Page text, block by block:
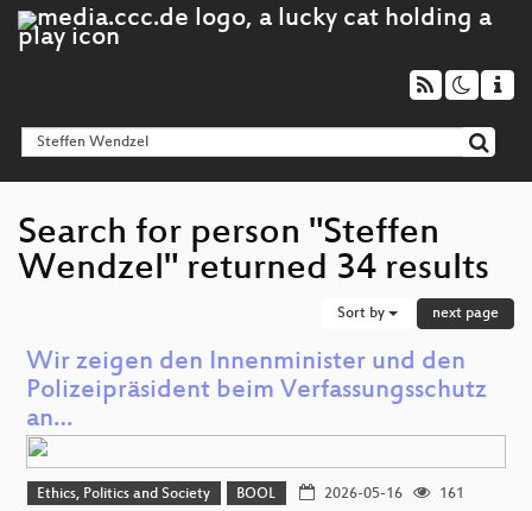
Search for person "Steffen
Wendzel" returned 34 results
Sort by next page
Wir zeigen den Innenminister und den
Polizeipräsident beim Verfassungsschutz
an…
Ethics, Politics and Society BOOL 2026-05-16
161